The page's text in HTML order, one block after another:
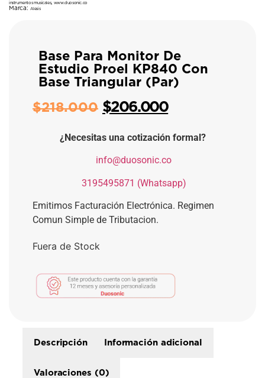
instrumentos musicales, www.duosonic.co
Marca: Alesis
Base Para Monitor De
Estudio Proel KP840 Con
Base Triangular (Par)
$218.000 $206.000
¿Necesitas una cotización formal?
info@duosonic.co
3195495871 (Whatsapp)
Emitimos Facturación Electrónica. Regimen
Comun Simple de Tributacion.
Fuera de Stock
Descripción Información adicional
Valoraciones (0)